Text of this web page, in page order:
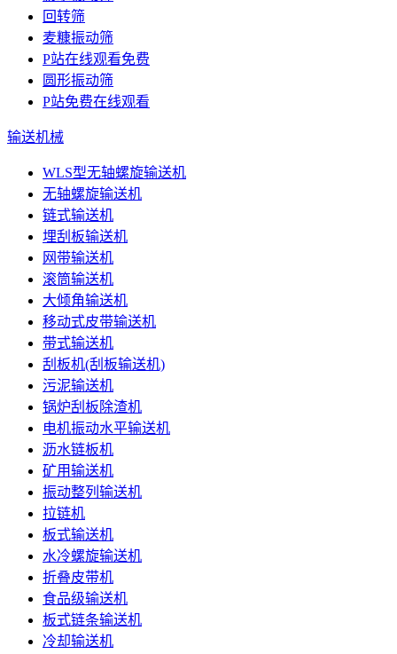
回转筛
麦糠振动筛
P站在线观看免费
圆形振动筛
P站免费在线观看
输送机械
WLS型无轴螺旋输送机
无轴螺旋输送机
链式输送机
埋刮板输送机
网带输送机
滚筒输送机
大倾角输送机
移动式皮带输送机
带式输送机
刮板机(刮板输送机)
污泥输送机
锅炉刮板除渣机
电机振动水平输送机
沥水链板机
矿用输送机
振动整列输送机
拉链机
板式输送机
水冷螺旋输送机
折叠皮带机
食品级输送机
板式链条输送机
冷却输送机